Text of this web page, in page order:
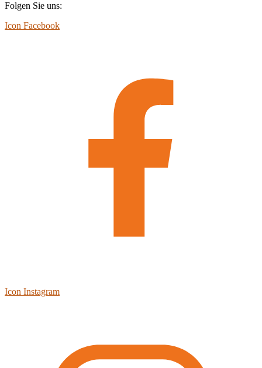
Folgen Sie uns:
Icon Facebook
Icon Instagram